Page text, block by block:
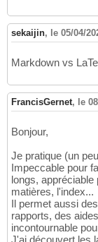
sekaijin, le 05/04/
Markdown vs
FrancisGernet, le
Bonjour,
Je pratique (un
Impeccable pour
longs,
matières, l'index...
Il permet aussi
rapports, des
incontournable
J'ai découvert les